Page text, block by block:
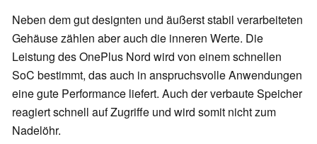
Neben dem gut designten und äußerst stabil verarbeiteten
Gehäuse zählen aber auch die inneren Werte. Die
Leistung des OnePlus Nord wird von einem schnellen
SoC bestimmt, das auch in anspruchsvolle Anwendungen
eine gute Performance liefert. Auch der verbaute Speicher
reagiert schnell auf Zugriffe und wird somit nicht zum
Nadelöhr.